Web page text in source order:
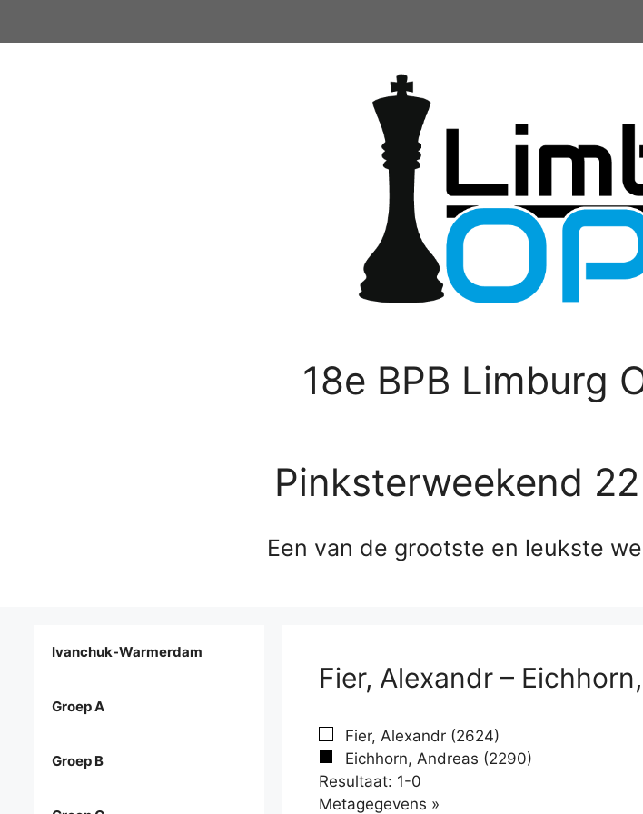
18e BPB Limburg
Pinksterweekend
Een van de grootste en leukste
Fier, Alexandr –
Fier, Alexandr (2624)
Eichhorn, Andreas (2290)
Resultaat: 1-0
Metagegevens »
Ivanchuk-Warmerdam
Groep A
Groep B